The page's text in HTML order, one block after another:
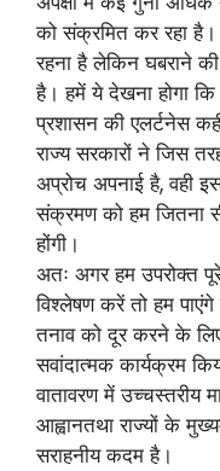
को संक्रमित कर रहा है।
रहना है लेकिन घबराने
है। हमें ये देखना होगा
प्रशासन की एलर्टनेस
राज्य सरकारों ने जिस
अप्रोच अपनाई है, वही
संक्रमण को हम जितना
होंगी।
अतः अगर हम उपरोक्त
विश्लेषण करें तो हम
तनाव को दूर करने के
सवांदात्मक कार्यक्रम
वातावरण में उच्चस्तरीय
आह्वानतथा राज्यों के
सराहनीय कदम है।